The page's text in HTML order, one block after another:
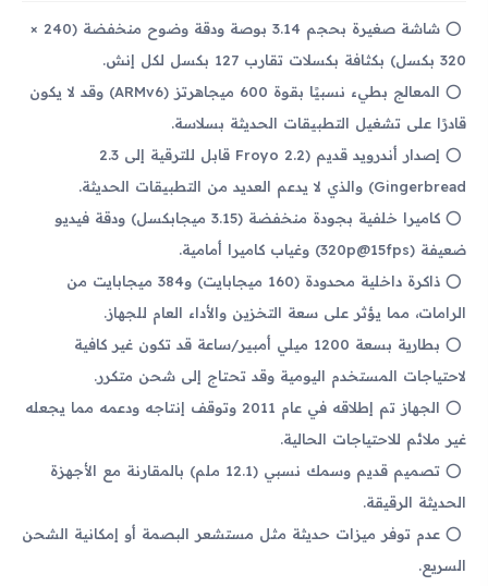
شاشة صغيرة بحجم 3.14 بوصة ودقة وضوح منخفضة (240 ×
320 بكسل) بكثافة بكسلات تقارب 127 بكسل لكل إنش.
المعالج بطيء نسبيًا بقوة 600 ميجاهرتز (ARMv6) وقد لا يكون
قادرًا على تشغيل التطبيقات الحديثة بسلاسة.
إصدار أندرويد قديم (2.2 Froyo قابل للترقية إلى 2.3
Gingerbread) والذي لا يدعم العديد من التطبيقات الحديثة.
كاميرا خلفية بجودة منخفضة (3.15 ميجابكسل) ودقة فيديو
ضعيفة (320p@15fps) وغياب كاميرا أمامية.
ذاكرة داخلية محدودة (160 ميجابايت) و384 ميجابايت من
الرامات، مما يؤثر على سعة التخزين والأداء العام للجهاز.
بطارية بسعة 1200 ميلي أمبير/ساعة قد تكون غير كافية
لاحتياجات المستخدم اليومية وقد تحتاج إلى شحن متكرر.
الجهاز تم إطلاقه في عام 2011 وتوقف إنتاجه ودعمه مما يجعله
غير ملائم للاحتياجات الحالية.
تصميم قديم وسمك نسبي (12.1 ملم) بالمقارنة مع الأجهزة
الحديثة الرقيقة.
عدم توفر ميزات حديثة مثل مستشعر البصمة أو إمكانية الشحن
السريع.